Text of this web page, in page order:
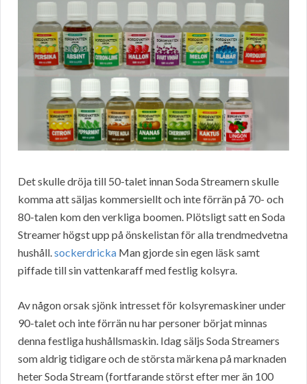
Det skulle dröja till 50-talet innan Soda Streamern skulle
komma att säljas kommersiellt och inte förrän på 70- och
80-talen kom den verkliga boomen. Plötsligt satt en Soda
Streamer högst upp på önskelistan för alla trendmedvetna
hushåll.sockerdricka Man gjorde sin egen läsk samt
piffade till sin vattenkaraff med festlig kolsyra.
Av någon orsak sjönk intresset för kolsyremaskiner under
90-talet och inte förrän nu har personer börjat minnas
denna festliga hushållsmaskin. Idag säljs Soda Streamers
som aldrig tidigare och de största märkena på marknaden
heter Soda Stream (fortfarande störst efter mer än 100